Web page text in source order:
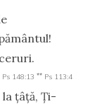
Ps 148:13 ** Ps 113:4
ţâţă, Ţi-